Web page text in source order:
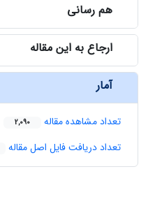
هم رسانی
ارجاع به این مقاله
آمار
تعداد مشاهده مقاله 2,090
تعداد دریافت فایل اصل مقاله